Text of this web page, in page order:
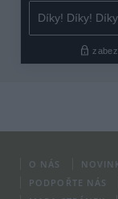
O NÁS
PODPOŘTE NÁS